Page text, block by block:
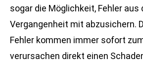
sogar die Möglichkeit, Fehler aus
Vergangenheit mit abzusichern.
Fehler kommen immer sofort
verursachen direkt einen